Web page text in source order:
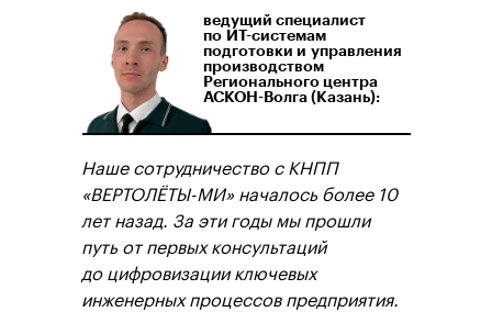
Наше сотрудничество с КНПП
«ВЕРТОЛЁТЫ-МИ» началось более 10
лет назад. За эти годы мы прошли
путь от первых консультаций
до цифровизации ключевых
инженерных процессов предприятия.
ведущий специалист
по ИТ-системам
подготовки и управления
производством
Регионального центра
АСКОН-Волга (Казань):